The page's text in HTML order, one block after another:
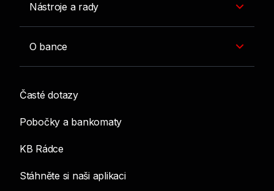
Nástroje a rady
O bance
Časté dotazy
Pobočky a bankomaty
KB Rádce
Stáhněte si naši aplikaci